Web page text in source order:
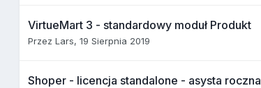
VirtueMart 3 - standardowy moduł Produkt
PrzezLars,19 Sierpnia 2019
Shoper - licencja standalone - asysta roczna